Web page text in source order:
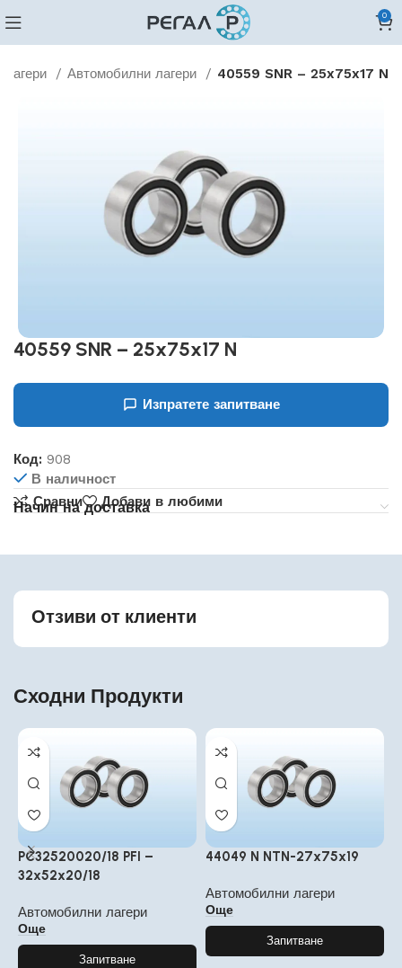
0
Лагери Автомобилни лагери 40559 SNR – 25x75x17 N
40559 SNR – 25x75x17 N
Изпратете запитване
Код: 908
В наличност
Сравни
Добави в любими
Начин на доставка
Отзиви от клиенти
Сходни Продукти
PC32520020/18 PFI –
32x52x20/18
Автомобилни лагери
Още
Запитване
44049 N NTN-27x75x19
Автомобилни лагери
Още
Запитване